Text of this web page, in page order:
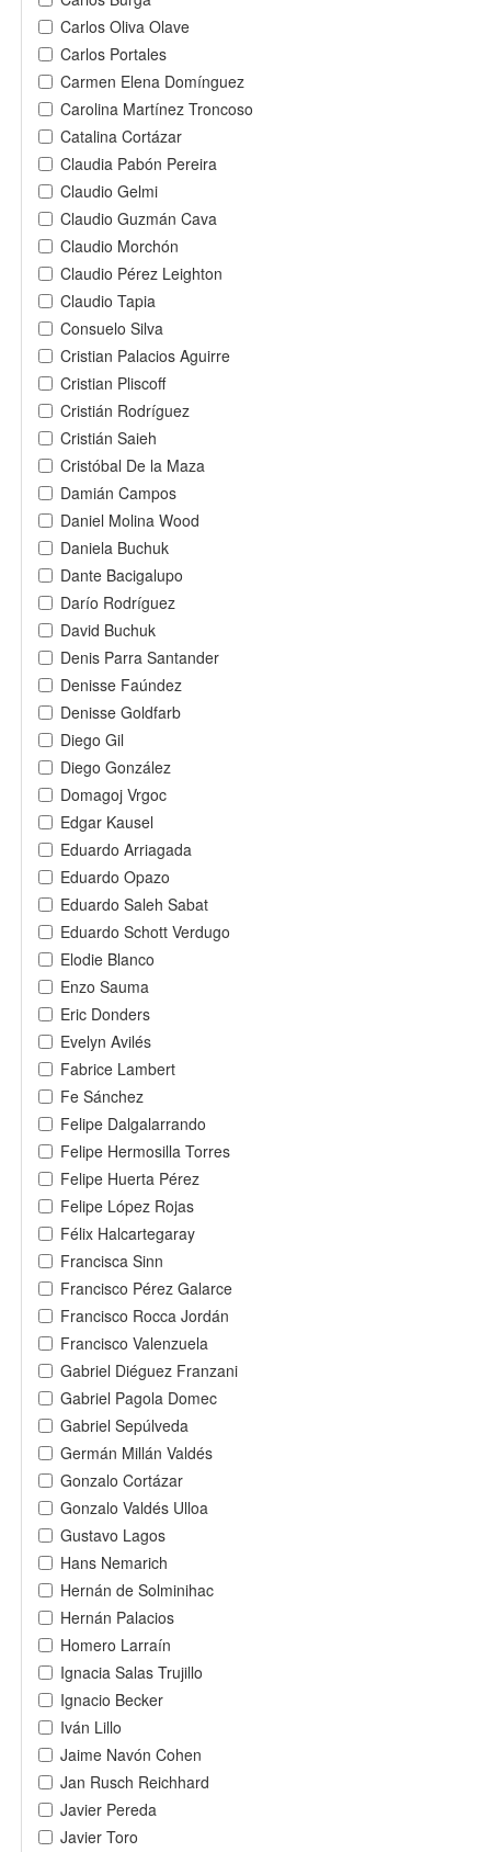
Carlos Oliva Olave
Carlos Portales
Carmen Elena Domínguez
Carolina Martínez Troncoso
Catalina Cortázar
Claudia Pabón Pereira
Claudio Gelmi
Claudio Guzmán Cava
Claudio Morchón
Claudio Pérez Leighton
Claudio Tapia
Consuelo Silva
Cristian Palacios Aguirre
Cristian Pliscoff
Cristián Rodríguez
Cristián Saieh
Cristóbal De la Maza
Damián Campos
Daniel Molina Wood
Daniela Buchuk
Dante Bacigalupo
Darío Rodríguez
David Buchuk
Denis Parra Santander
Denisse Faúndez
Denisse Goldfarb
Diego Gil
Diego González
Domagoj Vrgoc
Edgar Kausel
Eduardo Arriagada
Eduardo Opazo
Eduardo Saleh Sabat
Eduardo Schott Verdugo
Elodie Blanco
Enzo Sauma
Eric Donders
Evelyn Avilés
Fabrice Lambert
Fe Sánchez
Felipe Dalgalarrando
Felipe Hermosilla Torres
Felipe Huerta Pérez
Felipe López Rojas
Félix Halcartegaray
Francisca Sinn
Francisco Pérez Galarce
Francisco Rocca Jordán
Francisco Valenzuela
Gabriel Diéguez Franzani
Gabriel Pagola Domec
Gabriel Sepúlveda
Germán Millán Valdés
Gonzalo Cortázar
Gonzalo Valdés Ulloa
Gustavo Lagos
Hans Nemarich
Hernán de Solminihac
Hernán Palacios
Homero Larraín
Ignacia Salas Trujillo
Ignacio Becker
Iván Lillo
Jaime Navón Cohen
Jan Rusch Reichhard
Javier Pereda
Javier Toro